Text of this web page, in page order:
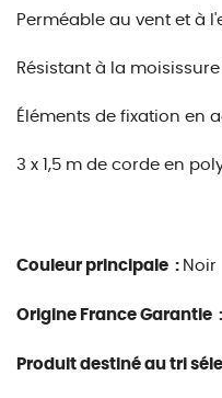
Perméable au vent et à
Résistant à la moisissure
Éléments de fixation en
3 x 1,5 m de corde en
Couleur principale : Noir
Origine France Garantie :
Produit destiné au tri